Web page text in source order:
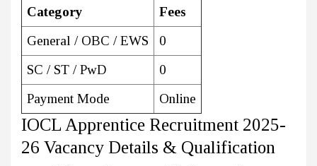
Category
Fees
General / OBC / EWS
₹0
SC / ST / PwD
₹0
Payment Mode
Online
IOCL Apprentice Recruitment 2025-
26 Vacancy Details & Qualification